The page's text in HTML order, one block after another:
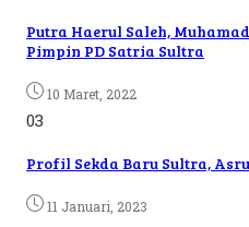
Putra Haerul Saleh,
Pimpin PD Satria Sultra
10 Maret, 2022
03
Profil Sekda Baru Sultra,
11 Januari, 2023